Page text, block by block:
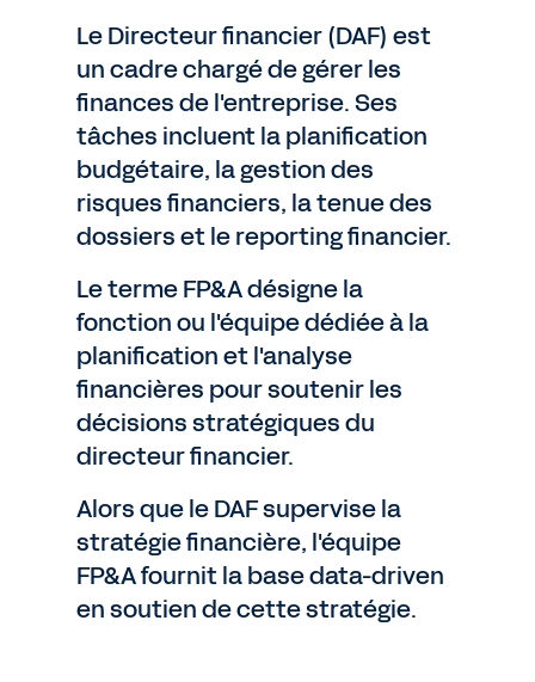
Le Directeur financier (DAF) est
un cadre chargé de gérer les
finances de l'entreprise. Ses
tâches incluent la planification
budgétaire, la gestion des
risques financiers, la tenue des
dossiers et le reporting financier.
Le terme FP&A désigne la
fonction ou l'équipe dédiée à la
planification et l'analyse
financières pour soutenir les
décisions stratégiques du
directeur financier.
Alors que le DAF supervise la
stratégie financière, l'équipe
FP&A fournit la base data-driven
en soutien de cette stratégie.